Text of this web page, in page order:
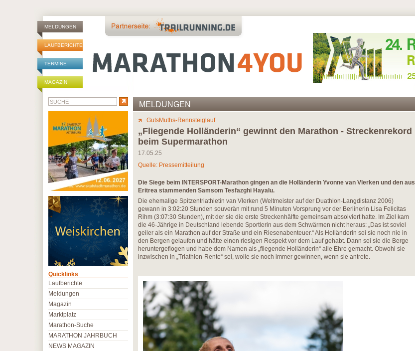
MELDUNGEN
LAUFBERICHTE
TERMINE
MAGAZIN
MELDUNGEN
GutsMuths-Rennsteiglauf
„Fliegende Holländerin“ gewinnt den Marathon - Streckenrekord
beim Supermarathon
17.05.25
Quelle: Pressemitteilung
Die Siege beim INTERSPORT-Marathon gingen an die Holländerin Yvonne van Vlerken und den aus
Eritrea stammenden Samsom Tesfazghi Hayalu.
Die ehemalige Spitzentriathletin van Vlerken (Weltmeister auf der Duathlon-Langdistanz 2006)
gewann in 3:02:20 Stunden souverän mit rund 5 Minuten Vorsprung vor der Berlinerin Lisa Felicitas
Rihm (3:07:30 Stunden), mit der sie die erste Streckenhälfte gemeinsam absolviert hatte. Im Ziel kam
die 46-Jährige in Deutschland lebende Sportlerin aus dem Schwärmen nicht heraus: „Das ist soviel
geiler als ein Marathon auf der Straße und ein Riesenabenteuer.“ Als Holländerin sei sie noch nie in
den Bergen gelaufen und hätte einen riesigen Respekt vor dem Lauf gehabt. Dann sei sie die Berge
heruntergeflogen und habe dem Namen als „fliegende Holländerin“ alle Ehre gemacht. Obwohl sie
inzwischen in „Triathlon-Rente“ sei, wolle sie noch immer gewinnen, wenn sie antrete.
Quicklinks
Laufberichte
Meldungen
Magazin
Marktplatz
Marathon-Suche
MARATHON JAHRBUCH
NEWS MAGAZIN